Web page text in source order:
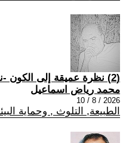
(2) نظرة عميقة إلى الكون -نظرة فلسفية علمية-
محمد رياض اسماعيل
2026 / 8 / 10
الطبيعة, التلوث , وحماية